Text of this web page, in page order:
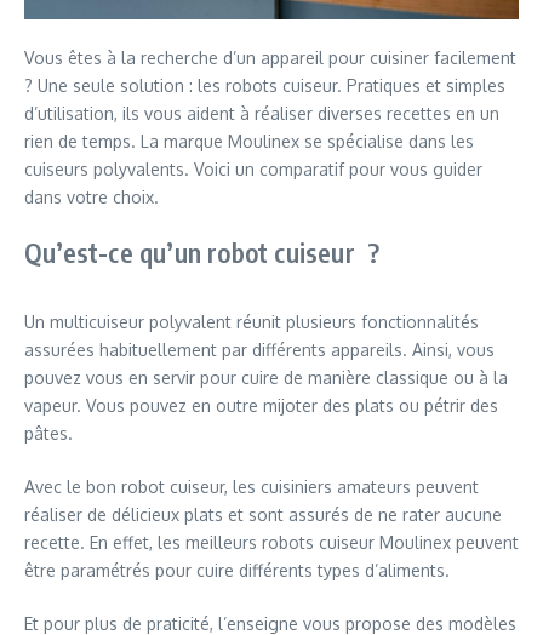
Vous êtes à la recherche d’un appareil pour cuisiner facilement
? Une seule solution : les robots cuiseur. Pratiques et simples
d’utilisation, ils vous aident à réaliser diverses recettes en un
rien de temps. La marque Moulinex se spécialise dans les
cuiseurs polyvalents. Voici un comparatif pour vous guider
dans votre choix.
Qu’est-ce qu’un robot cuiseur ?
Un multicuiseur polyvalent réunit plusieurs fonctionnalités
assurées habituellement par différents appareils. Ainsi, vous
pouvez vous en servir pour cuire de manière classique ou à la
vapeur. Vous pouvez en outre mijoter des plats ou pétrir des
pâtes.
Avec le bon robot cuiseur, les cuisiniers amateurs peuvent
réaliser de délicieux plats et sont assurés de ne rater aucune
recette. En effet, les meilleurs robots cuiseur Moulinex peuvent
être paramétrés pour cuire différents types d’aliments.
Et pour plus de praticité, l’enseigne vous propose des modèles